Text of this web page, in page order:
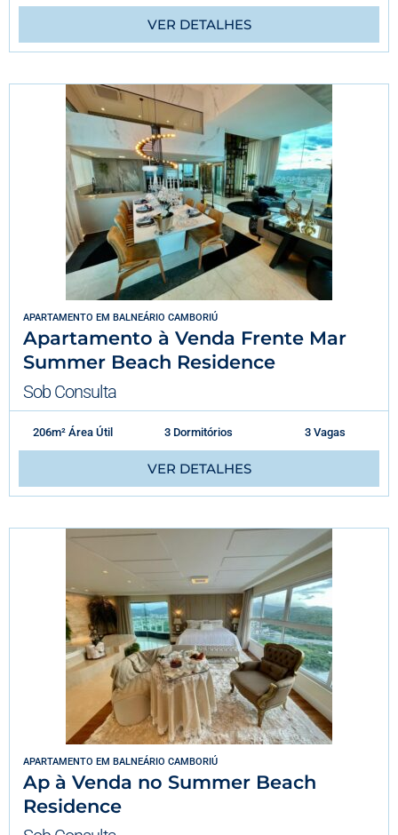
VER DETALHES
APARTAMENTO EM BALNEÁRIO CAMBORIÚ
Apartamento à Venda Frente Mar
Summer Beach Residence
Sob Consulta
206m² Área Útil 3 Dormitórios 3 Vagas
VER DETALHES
APARTAMENTO EM BALNEÁRIO CAMBORIÚ
Ap à Venda no Summer Beach
Residence